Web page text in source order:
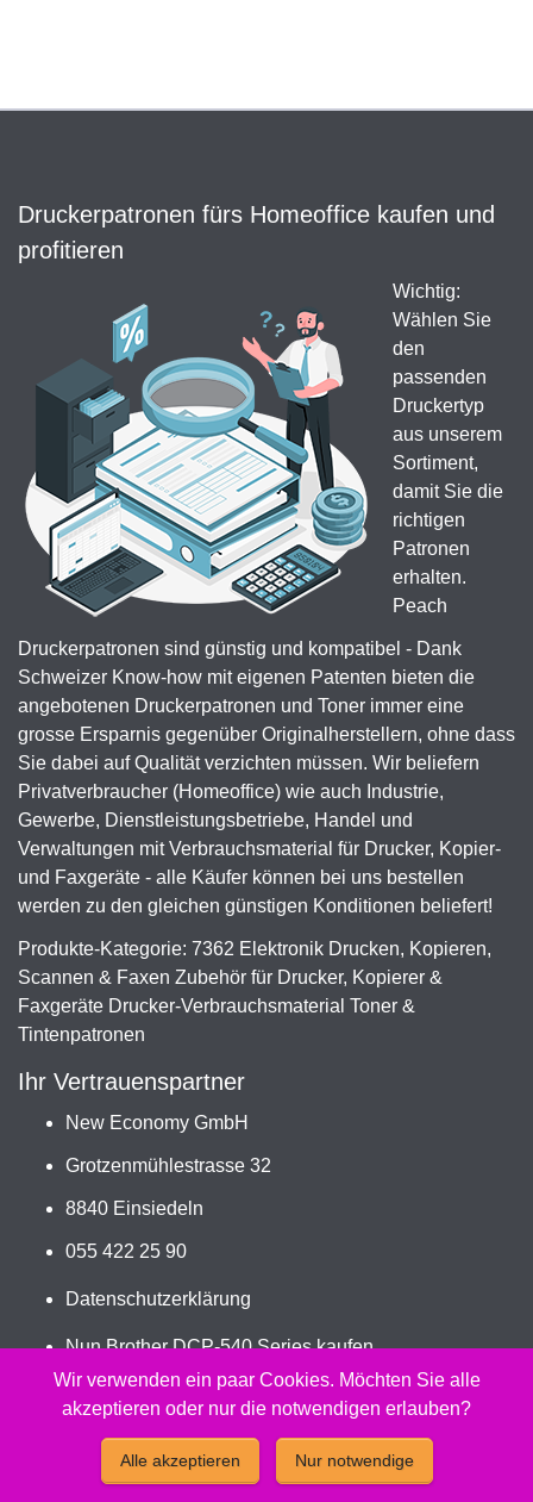
Druckerpatronen fürs Homeoffice kaufen und
profitieren
Wichtig:
Wählen Sie
den
passenden
Druckertyp
aus unserem
Sortiment,
damit Sie die
richtigen
Patronen
erhalten.
Peach
Druckerpatronen sind günstig und kompatibel - Dank
Schweizer Know-how mit eigenen Patenten bieten die
angebotenen Druckerpatronen und Toner immer eine
grosse Ersparnis gegenüber Originalherstellern, ohne dass
Sie dabei auf Qualität verzichten müssen. Wir beliefern
Privatverbraucher (Homeoffice) wie auch Industrie,
Gewerbe, Dienstleistungsbetriebe, Handel und
Verwaltungen mit Verbrauchsmaterial für Drucker, Kopier-
und Faxgeräte - alle Käufer können bei uns bestellen
werden zu den gleichen günstigen Konditionen beliefert!
Produkte-Kategorie: 7362 Elektronik Drucken, Kopieren,
Scannen & Faxen Zubehör für Drucker, Kopierer &
Faxgeräte Drucker-Verbrauchsmaterial Toner &
Tintenpatronen
Ihr Vertrauenspartner
New Economy GmbH
Grotzenmühlestrasse 32
8840 Einsiedeln
055 422 25 90
Datenschutzerklärung
Nun Brother DCP-540 Series kaufen
Jetzt LC-970/LC-1000VALBP bestellen
2026 - Peach Druckerpatronen Versand Jetzt günstig und
kompatibel kaufen.
Wir verwenden ein paar Cookies. Möchten Sie alle
akzeptieren oder nur die notwendigen erlauben?
Alle akzeptieren Nur notwendige